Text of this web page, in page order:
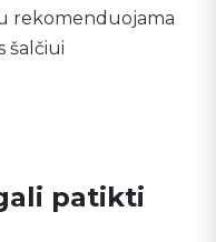
rekomenduojama
šalčiui
patikti